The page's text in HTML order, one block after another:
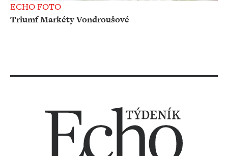
ECHO FOTO
Triumf Markéty Vondroušové